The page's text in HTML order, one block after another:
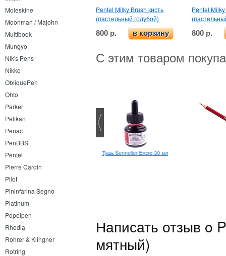
Moleskine
Moonman / Majohn
Multibook
Mungyo
Nik's Pens
Nikko
ObliquePen
Ohto
Parker
Pelikan
Penac
PenBBS
Pentel
Pierre Cardin
Pilot
Pininfarina Segno
Platinum
Popelpen
Rhodia
Rohrer & Klingner
Rotring
Pentel Milky Brush кисть
(пастельный голубой)
800 р. в корзину
Pentel
800 р.
С этим товаром
Тушь Sennelier Encre 30 мл
Написать отзыв o
мятный)